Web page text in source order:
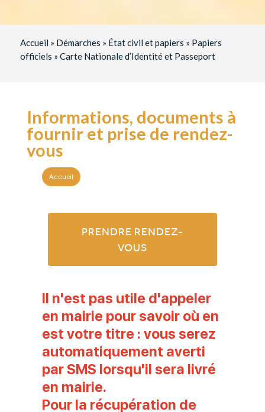
Accueil » Démarches » État civil et papiers » Papiers
officiels » Carte Nationale d’Identité et Passeport
Informations, documents à
fournir et prise de rendez-
vous